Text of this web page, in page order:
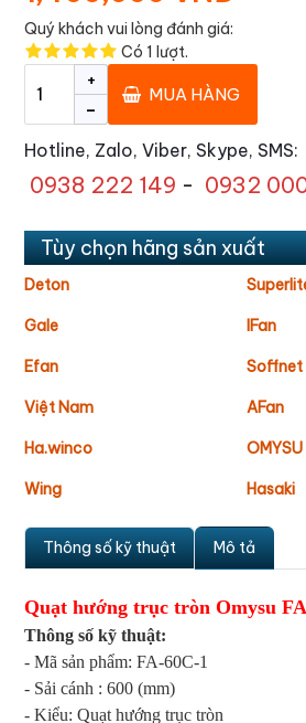
Quý khách vui lòng đánh giá:
Có 1 lượt.
-
+
MUA HÀNG
Hotline, Zalo, Viber, Skype, SMS:
0938 222 149 - 0932
Tùy chọn hãng sản xuất
Deton
Gale IFan
Efan Soffnet
Việt Nam AFan
Ha.winco OMYSU
Wing Hasaki
Thông số kỹ thuật Mô tả
Quạt hướng trục tròn Omysu
Thông số kỹ thuật:
- Mã sản phẩm: FA-60C-1
- Sải cánh : 600 (mm)
- Kiểu: Quạt hướng trục tròn